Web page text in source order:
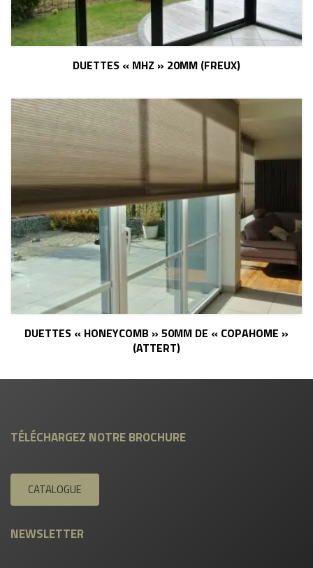
DUETTES « MHZ » 20MM (FREUX)
DUETTES « HONEYCOMB » 50MM DE « COPAHOME »
(ATTERT)
TÉLÉCHARGEZ NOTRE BROCHURE
CATALOGUE
NEWSLETTER